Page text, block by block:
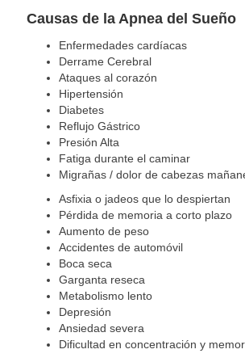
Causas de la Apnea del Sueño
Enfermedades cardíacas
Derrame Cerebral
Ataques al corazón
Hipertensión
Diabetes
Reflujo Gástrico
Presión Alta
Fatiga durante el caminar
Migrañas / dolor de cabezas
Asfixia o jadeos que lo despiertan
Pérdida de memoria a corto plazo
Aumento de peso
Accidentes de automóvil
Boca seca
Garganta reseca
Metabolismo lento
Depresión
Ansiedad severa
Dificultad en concentración y